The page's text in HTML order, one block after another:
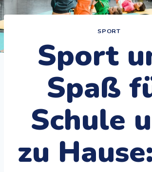
SPORT
Sport
Spaß
Schule
zu